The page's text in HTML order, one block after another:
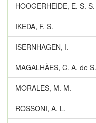
HOOGERHEIDE, E. S. S.
IKEDA, F. S.
ISERNHAGEN, I.
MAGALHÃES, C. A. de S.
MORALES, M. M.
ROSSONI, A. L.